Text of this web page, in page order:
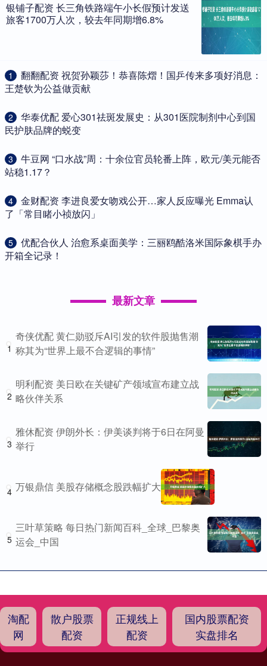
银铺子配资 长三角铁路端午小长假预计发送
旅客1700万人次，较去年同期增6.8%
1
​翻翻配资 祝贺孙颖莎！恭喜陈熠！国乒传来多项好消息：
王楚钦为公益做贡献
2
​华泰优配 爱心301祛斑发展史：从301医院制剂中心到国
民护肤品牌的蜕变
3
​牛豆网 “口水战”周：十余位官员轮番上阵，欧元/美元能否
站稳1.17？
4
​金财配资 李进良爱女吻戏公开…家人反应曝光 Emma认
了「常目睹小祯放闪」
5
​优配合伙人 治愈系桌面美学：三丽鸥酷洛米国际象棋手办
开箱全记录！
最新文章
1
奇侠优配 黄仁勋驳斥AI引发的软件股抛售潮
称其为“世界上最不合逻辑的事情”
2
明利配资 美日欧在关键矿产领域宣布建立战
略伙伴关系
3
雅休配资 伊朗外长：伊美谈判将于6日在阿曼
举行
4 万银鼎信 美股存储概念股跌幅扩大
5
三叶草策略 每日热门新闻百科_全球_巴黎奥
运会_中国
淘配
网
散户股票
配资
正规线上
配资
国内股票配资
实盘排名